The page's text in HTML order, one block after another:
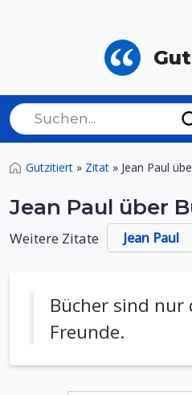
Gutzitiert » Zitat » Jean Paul
Jean Paul über
Weitere Zitate Jean Paul
Bücher sind nur
Freunde.